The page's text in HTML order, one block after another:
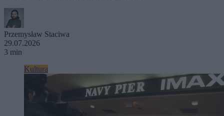
Przemysław Staciwa
29.07.2026
3 min
Kultura